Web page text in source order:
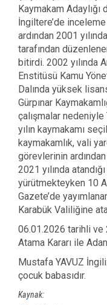
Kaymakam
İngiltere’de inceleme
ardından 2001
tarafından
bitirdi. 2002 yılında
Enstitüsü Kamu
Dalında yüksek
Gürpınar
çalışmalar
yılın kaymakamı
kaymakamlık, vali
görevlerinin
2021 yılında
yürütmekteyken 10
Gazete’de
Karabük Valiliğine
06.01.2026 tarihli ve
Atama Kararı ile
Mustafa YAVUZ
çocuk babasıdır.
Kaynak: